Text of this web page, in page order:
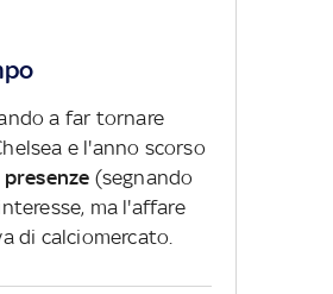
a far tornare
e l'anno scorso
(segnando
ma l'affare
di calciomercato.